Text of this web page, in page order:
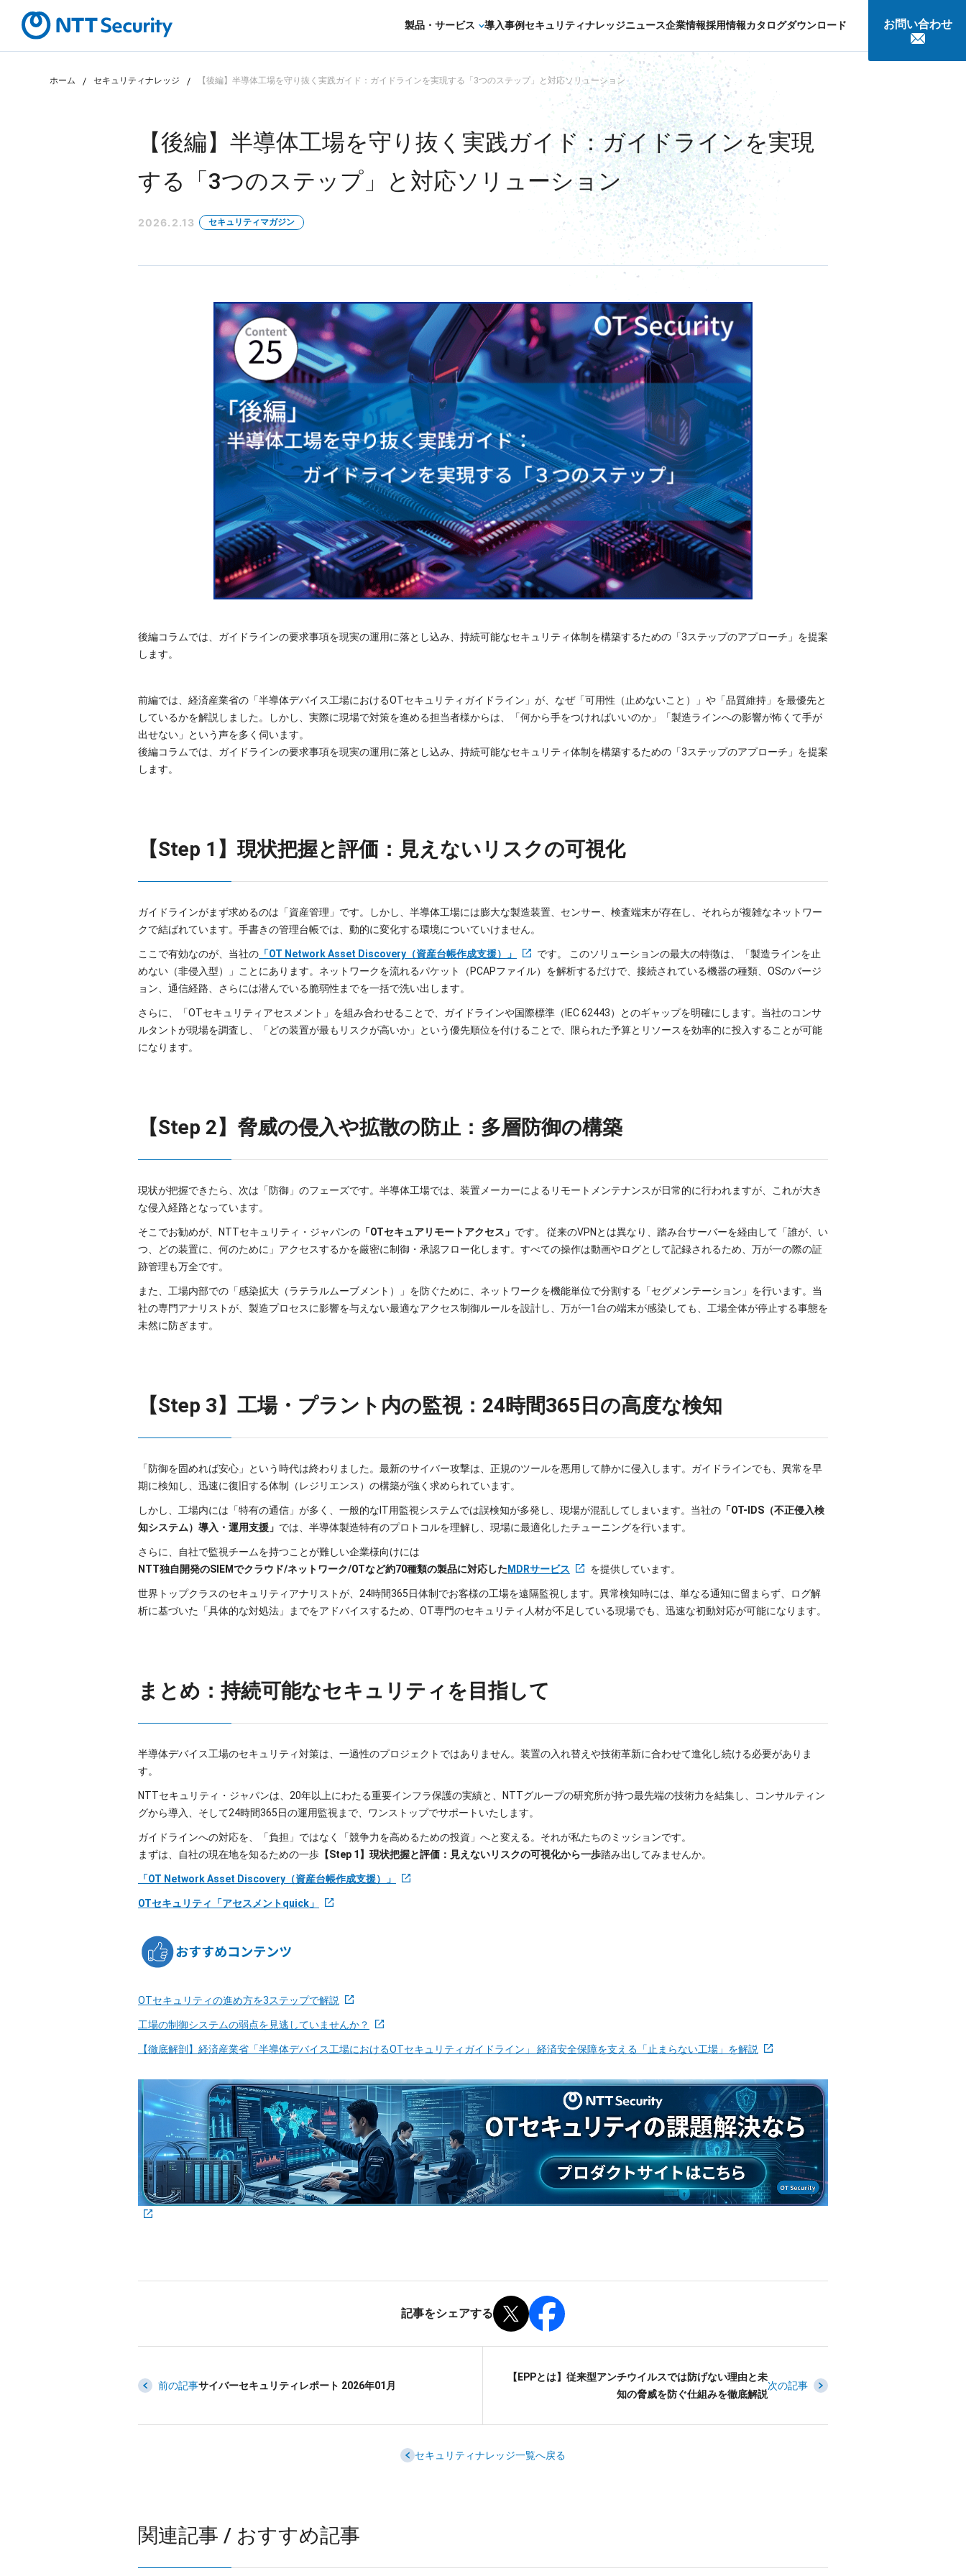
製品・サービス
セキュリティコンサルティング・教育・相談
セキュリティ診断・評価・調査
セキュリティ監視・検知
セキュリティインシデント対応・調査
IoTプロダクトセキュリティ
導入事例セキュリティナレッジニュース企業情報採用情報カタログダウンロード お問い合わせ
ホーム セキュリティナレッジ 【後編】半導体工場を守り抜く実践ガイド：ガイドラインを実現する「3つのステップ」と対応ソリューション
【後編】半導体工場を守り抜く実践ガイド：ガイドラインを実現
する「3つのステップ」と対応ソリューション
2026.2.13 セキュリティマガジン
後編コラムでは、ガイドラインの要求事項を現実の運用に落とし込み、持続可能なセキュリティ体制を構築するための「3ステップのアプローチ」を提案
します。
前編では、経済産業省の「半導体デバイス工場におけるOTセキュリティガイドライン」が、なぜ「可用性（止めないこと）」や「品質維持」を最優先と
しているかを解説しました。しかし、実際に現場で対策を進める担当者様からは、「何から手をつければいいのか」「製造ラインへの影響が怖くて手が
出せない」という声を多く伺います。
後編コラムでは、ガイドラインの要求事項を現実の運用に落とし込み、持続可能なセキュリティ体制を構築するための「3ステップのアプローチ」を提案
します。
【Step 1】現状把握と評価：見えないリスクの可視化
ガイドラインがまず求めるのは「資産管理」です。しかし、半導体工場には膨大な製造装置、センサー、検査端末が存在し、それらが複雑なネットワー
クで結ばれています。手書きの管理台帳では、動的に変化する環境についていけません。
ここで有効なのが、当社の 「OT Network Asset Discovery（資産台帳作成支援）」 です。
このソリューションの最大の特徴は、「製造ラインを止
めない（非侵入型）」ことにあります。ネットワークを流れるパケット（PCAPファイル）を解析するだけで、接続されている機器の種類、OSのバージ
ョン、通信経路、さらには潜んでいる脆弱性までを一括で洗い出します。
さらに、「OTセキュリティアセスメント」を組み合わせることで、ガイドラインや国際標準（IEC 62443）とのギャップを明確にします。当社のコンサ
ルタントが現場を調査し、「どの装置が最もリスクが高いか」という優先順位を付けることで、限られた予算とリソースを効率的に投入することが可能
になります。
【Step 2】脅威の侵入や拡散の防止：多層防御の構築
現状が把握できたら、次は「防御」のフェーズです。半導体工場では、装置メーカーによるリモートメンテナンスが日常的に行われますが、これが大き
な侵入経路となっています。
そこでお勧めが、NTTセキュリティ・ジャパンの 「OTセキュアリモートアクセス」 です。 従来のVPNとは異なり、踏み台サーバーを経由して「誰が、い
つ、どの装置に、何のために」アクセスするかを厳密に制御・承認フロー化します。すべての操作は動画やログとして記録されるため、万が一の際の証
跡管理も万全です。
また、工場内部での「感染拡大（ラテラルムーブメント）」を防ぐために、ネットワークを機能単位で分割する「セグメンテーション」を行います。当
社の専門アナリストが、製造プロセスに影響を与えない最適なアクセス制御ルールを設計し、万が一1台の端末が感染しても、工場全体が停止する事態を
未然に防ぎます。
【Step 3】工場・プラント内の監視：24時間365日の高度な検知
「防御を固めれば安心」という時代は終わりました。最新のサイバー攻撃は、正規のツールを悪用して静かに侵入します。ガイドラインでも、異常を早
期に検知し、迅速に復旧する体制（レジリエンス）の構築が強く求められています。
しかし、工場内には「特有の通信」が多く、一般的なIT用監視システムでは誤検知が多発し、現場が混乱してしまいます。当社の 「OT-IDS（不正侵入検
知システム）導入・運用支援」 では、半導体製造特有のプロトコルを理解し、現場に最適化したチューニングを行います。
さらに、自社で監視チームを持つことが難しい企業様向けには
NTT独自開発のSIEMでクラウド/ネットワーク/OTなど約70種類の製品に対応した MDRサービス を提供しています。
世界トップクラスのセキュリティアナリストが、24時間365日体制でお客様の工場を遠隔監視します。異常検知時には、単なる通知に留まらず、ログ解
析に基づいた「具体的な対処法」までをアドバイスするため、OT専門のセキュリティ人材が不足している現場でも、迅速な初動対応が可能になります。
まとめ：持続可能なセキュリティを目指して
半導体デバイス工場のセキュリティ対策は、一過性のプロジェクトではありません。装置の入れ替えや技術革新に合わせて進化し続ける必要がありま
す。
NTTセキュリティ・ジャパンは、20年以上にわたる重要インフラ保護の実績と、NTTグループの研究所が持つ最先端の技術力を結集し、コンサルティン
グから導入、そして24時間365日の運用監視まで、ワンストップでサポートいたします。
ガイドラインへの対応を、「負担」ではなく「競争力を高めるための投資」へと変える。それが私たちのミッションです。
まずは、自社の現在地を知るための一歩 【Step 1】現状把握と評価：見えないリスクの可視化から一歩踏み出してみませんか。
「OT Network Asset Discovery（資産台帳作成支援）」
OTセキュリティ「アセスメントquick」
OTセキュリティの進め方を3ステップで解説
工場の制御システムの弱点を見逃していませんか？
【徹底解剖】経済産業省「半導体デバイス工場におけるOTセキュリティガイドライン」 経済安全保障を支える「止まらない工場」を解説
記事をシェアする
前の記事サイバーセキュリティレポート 2026年01月
【EPPとは】従来型アンチウイルスでは防げない理由と未
知の脅威を防ぐ仕組みを徹底解説
次の記事
セキュリティナレッジ一覧へ戻る
関連記事 / おすすめ記事